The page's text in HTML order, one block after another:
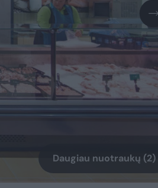
Daugiau nuotraukų (2)